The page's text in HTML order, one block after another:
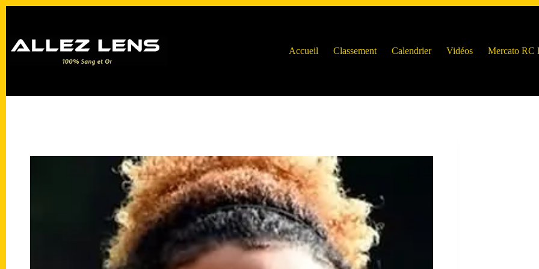
Accueil
Classement Calendrier Vidéos Mercato RC